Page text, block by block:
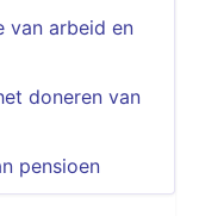
van arbeid en
doneren van
pensioen